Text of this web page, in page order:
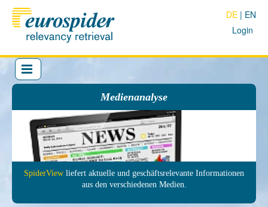
Login
DE EN
Medienanalyse
SpiderView liefert aktuelle und ge­schäfts­relevante In­forma­tionen
aus den ver­schie­denen Medien.